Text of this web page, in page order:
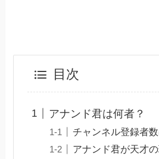
目次
アナンド君は何者？
チャンネル登録者数
アナンド君が天才